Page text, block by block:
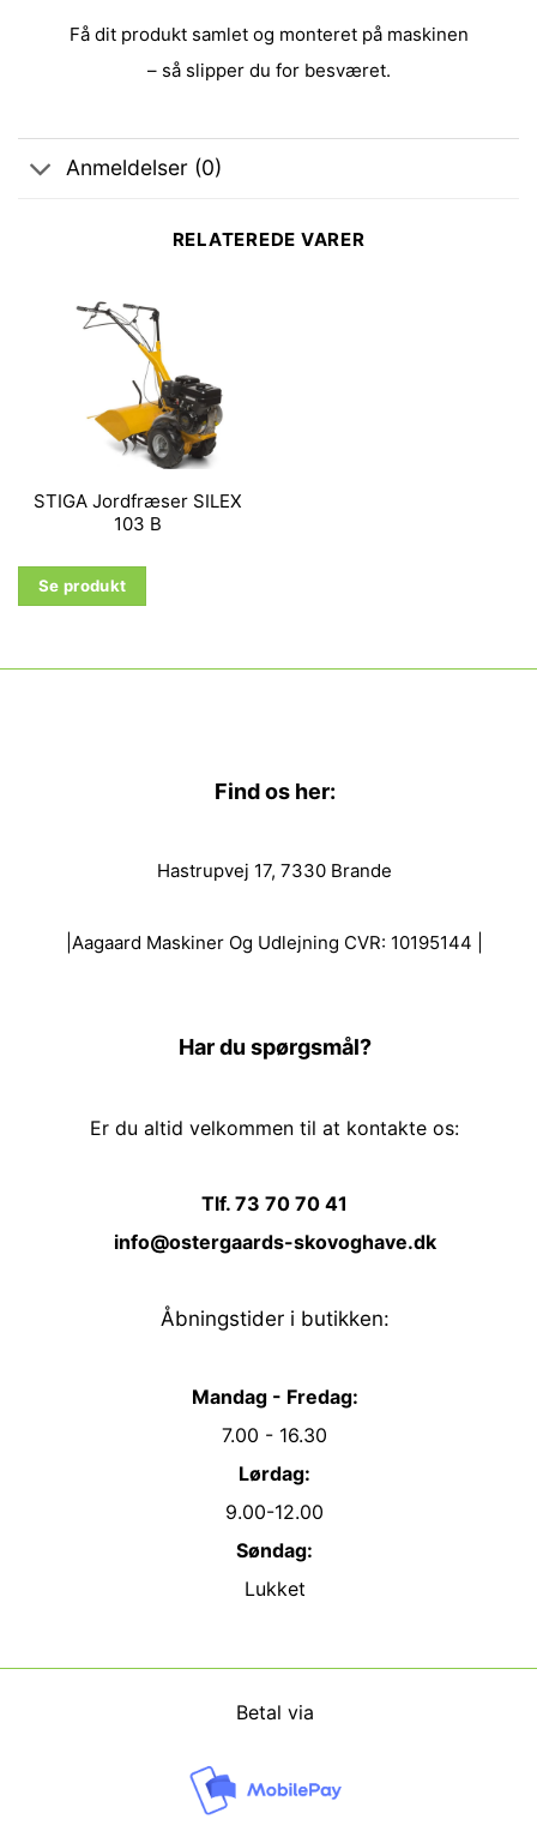
Få dit produkt samlet og monteret på maskinen
– så slipper du for besværet.
Anmeldelser (0)
RELATEREDE VARER
STIGA Jordfræser SILEX
103 B
Se produkt
Find os her:
Hastrupvej 17, 7330 Brande
|Aagaard Maskiner Og Udlejning CVR: 10195144 |
Har du spørgsmål?
Er du altid velkommen til at kontakte os:
Tlf. 73 70 70 41
info@ostergaards-skovoghave.dk
Åbningstider i butikken:
Mandag - Fredag:
7.00 - 16.30
Lørdag:
9.00-12.00
Søndag:
Lukket
Betal via